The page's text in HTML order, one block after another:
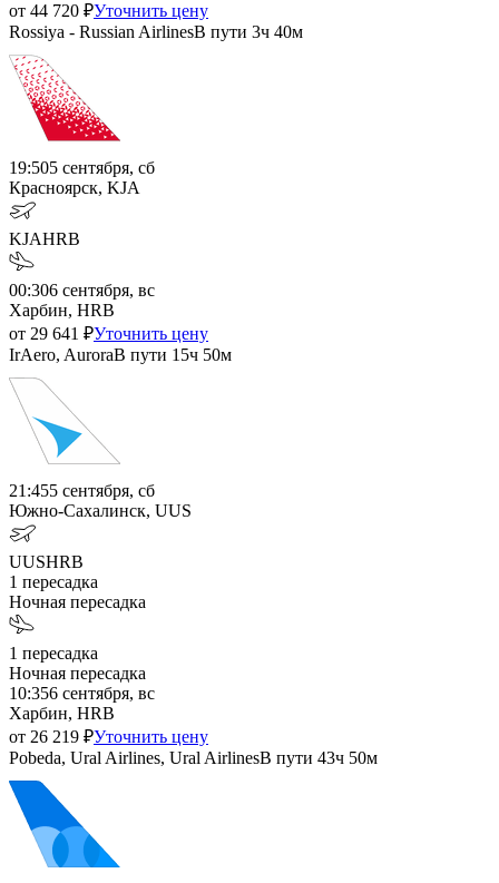
от 44 720 ₽Уточнить цену
Rossiya - Russian AirlinesВ пути 3ч 40м
19:505 сентября, сб
Красноярск, KJA
KJAHRB
00:306 сентября, вс
Харбин, HRB
от 29 641 ₽Уточнить цену
IrAero, AuroraВ пути 15ч 50м
21:455 сентября, сб
Южно-Сахалинск, UUS
UUSHRB
1 пересадка
Ночная пересадка
1 пересадка
Ночная пересадка
10:356 сентября, вс
Харбин, HRB
от 26 219 ₽Уточнить цену
Pobeda, Ural Airlines, Ural AirlinesВ пути 43ч 50м